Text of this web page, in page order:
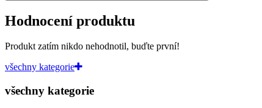
Hodnocení produktu
Produkt zatím nikdo nehodnotil, buďte první!
všechny kategorie
všechny kategorie